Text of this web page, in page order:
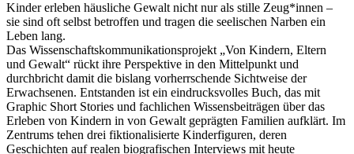
Kinder erleben häusliche Gewalt nicht nur als stille Zeug*innen –
sie sind oft selbst betroffen und tragen die seelischen Narben ein
Leben lang.
Das Wissenschaftskommunikationsprojekt „Von Kindern, Eltern
und Gewalt“ rückt ihre Perspektive in den Mittelpunkt und
durchbricht damit die bislang vorherrschende Sichtweise der
Erwachsenen. Entstanden ist ein eindrucksvolles Buch, das mit
Graphic Short Stories und fachlichen Wissensbeiträgen über das
Erleben von Kindern in von Gewalt geprägten Familien aufklärt. Im
Zentrums tehen drei fiktionalisierte Kinderfiguren, deren
Geschichten auf realen biografischen Interviews mit heute